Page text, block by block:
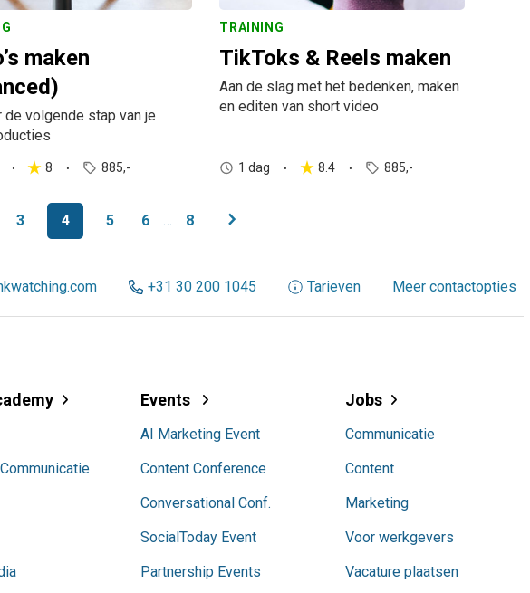
maken
de volgende stap van je
8 885,-
TRAINING
TikToks & Reels maken
Aan de slag met het bedenken, maken
en editen van short video
1 dag 8.4 885,-
3 4 5 6 … 8 chevron_right
+31 30 200 1045 Tarieven Meer contactopties
Events
AI Marketing Event
Content Conference
Conversational Conf.
SocialToday Event
Partnership Events
Jobs
Communicatie
Content
Marketing
Voor werkgevers
Vacature plaatsen